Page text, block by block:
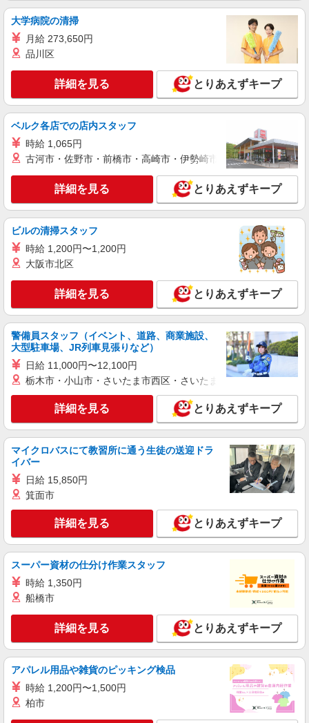
+゜・。○。・゜+゜・。○。・゜+゜ 入社祝い金10
ィブ支給(規定有) ゜・。○。・゜+゜・。○。・゜
+゜
紹介予定派遣
株式会社シエロ
【楽天モバイル】人気機種に詳しくなれる携帯
時給1650円〜1850円（経験・能力による） ※
残業代支給 ★交通費別途支給（規定あり） ゜
+゜・。○。・゜+゜・。○。・゜+゜ 入社祝い金10
万円支給(規定有) お友達を紹介頂くと, インセンテ
有）★ ゜・。○。・゜+゜・。○。・゜+゜
熊本県熊本市東区の楽天モバイルショップ
キープ
紹介予定派遣
株式会社シエロ
【au】人気機種に詳しくなれる携帯販売
未経験：時給1250円〜 経験者：時給1300円〜
※残業代支給 ★交通費別途支給（規定あり） ゜
+゜・。○。・゜+゜・。○。・゜+゜ 入社祝い金10
万円支給(規定有) お友達を紹介頂くと, インセンテ
ィブ支給(規定有) ★月2回払い・週払い可能（規程
有）★ ゜・。○。・゜+゜・。○。・゜+゜
キープ 詳細を見る
株式会社シエロ
【softbank】人気機種に詳しくなれる携帯販
売
時給1250円〜 ※残業代支給 ★交通費別途支給
（規定あり） ゜+゜・。○。・゜+゜・。○。・゜
+゜ 入社祝い金10万円支給(規定有) お友達を紹介
頂くと, インセンティブ支給(規定有) ★月2回払
い・週払い可能（規程有）★ ゜・。○。・゜
+゜・。○。・゜+゜
熊本県熊本市東区のsoftbankショップ
詳細を見る
派遣社員
株式会社シエロ
【au】人気機種に詳しくなれる携帯販売
※残業代支給 ★交通費別途支給（規定あり） ゜
+゜・。○。・゜+゜・。○。・゜+゜ 入社祝い金10
万円支給(規定有) お友達を紹介頂くと, インセンテ
ィブ支給(規定有) ★月2回払い・週払い可能（規程
有）★ ゜・。○。・゜+゜・。○。・゜+゜
熊本県熊本市東区のauショップ
キープ
派遣社員
株式会社シエロ
【docomo】人気機種に詳しくなれる携帯販売
時給1400円〜 ※残業代支給 ★交通費別途支給
（規定あり） ゜+゜・。○。・゜+゜・。○。・゜
頂くと, インセンティブ支給(規定有) ★月2回払
い・週払い可能（規程有）★ ゜・。○。・゜
熊本県熊本市東区のdocomoショップ
詳細を見る
大学病院の清掃
月給 273,650円
品川区
詳細を見る とりあえずキープ
ベルク各店での店内スタッフ
時給 1,065円
古河市・佐野市・前橋市・高崎市・伊勢崎市・太田市・館林市
詳細を見る とりあえずキープ
ビルの清掃スタッフ
時給 1,200円〜1,200円
大阪市北区
詳細を見る とりあえずキープ
警備員スタッフ（イベント、道路、商業施設、
大型駐車場、JR列車見張りなど）
日給 11,000円〜12,100円
栃木市・小山市・さいたま市西区・さいたま市岩槻区・久喜市・
詳細を見る とりあえずキープ
マイクロバスにて教習所に通う生徒の送迎ドラ
イバー
日給 15,850円
箕面市
詳細を見る とりあえずキープ
スーパー資材の仕分け作業スタッフ
時給 1,350円
船橋市
詳細を見る とりあえずキープ
アパレル用品や雑貨のピッキング検品
時給 1,200円〜1,500円
柏市